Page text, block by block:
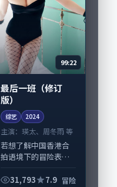
99:22
最后一班（修订
版）
综艺 2024
主演：瑛太、周冬雨 等
若想了解中国香港合
拍语境下的冒险表
订版）》值得关注：
31,793 7.9 冒险